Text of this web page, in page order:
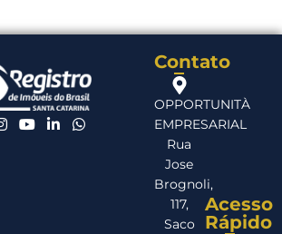
Contato
OPPORTUNITÀ
EMPRESARIAL
Rua
Jose
Brognoli,
117,
Saco
Acesso
Rápido